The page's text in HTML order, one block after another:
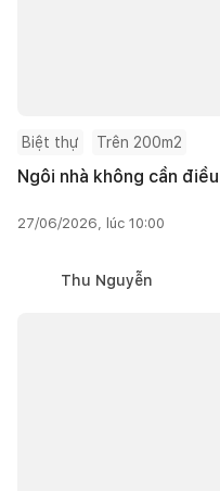
Biệt thự Trên 200m2
Ngôi nhà không cần
27/06/2026, lúc 10:00
Thu Nguyễn